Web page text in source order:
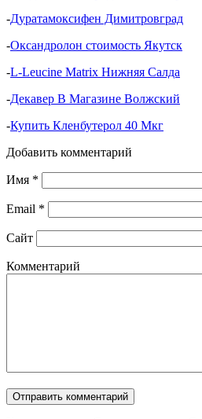
-Дуратамоксифен Димитровград
-Оксандролон стоимость Якутск
-L-Leucine Matrix Нижняя Салда
-Декавер В Магазине Волжский
-Купить Кленбутерол 40 Мкг
Добавить комментарий
Имя *
Email *
Сайт
Комментарий